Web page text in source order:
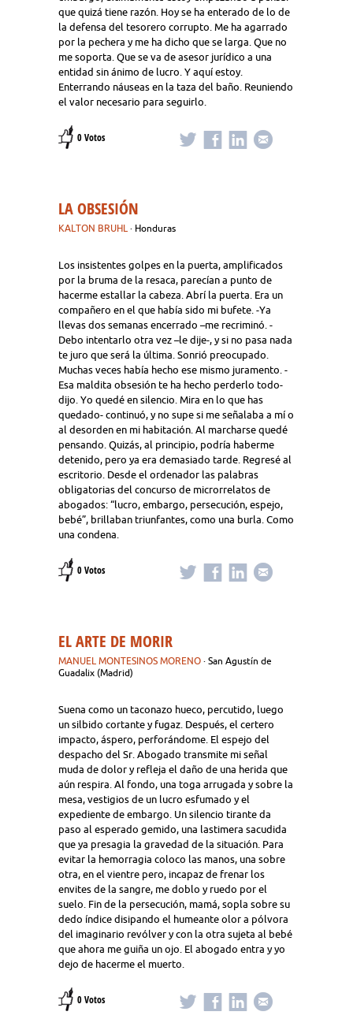
que quizá tiene razón. Hoy se ha enterado de lo de
la defensa del tesorero corrupto. Me ha agarrado
por la pechera y me ha dicho que se larga. Que no
me soporta. Que se va de asesor jurídico a una
entidad sin ánimo de lucro. Y aquí estoy.
Enterrando náuseas en la taza del baño. Reuniendo
el valor necesario para seguirlo.
0 Votos
LA OBSESIÓN
KALTON BRUHL · Honduras
Los insistentes golpes en la puerta, amplificados
por la bruma de la resaca, parecían a punto de
hacerme estallar la cabeza. Abrí la puerta. Era un
compañero en el que había sido mi bufete. -Ya
llevas dos semanas encerrado –me recriminó. -
Debo intentarlo otra vez –le dije-, y si no pasa nada
te juro que será la última. Sonrió preocupado.
Muchas veces había hecho ese mismo juramento. -
Esa maldita obsesión te ha hecho perderlo todo-
dijo. Yo quedé en silencio. Mira en lo que has
quedado- continuó, y no supe si me señalaba a mí o
al desorden en mi habitación. Al marcharse quedé
pensando. Quizás, al principio, podría haberme
detenido, pero ya era demasiado tarde. Regresé al
escritorio. Desde el ordenador las palabras
obligatorias del concurso de microrrelatos de
abogados: “lucro, embargo, persecución, espejo,
bebé”, brillaban triunfantes, como una burla. Como
una condena.
0 Votos
EL ARTE DE MORIR
MANUEL MONTESINOS MORENO · San Agustín de
Guadalix (Madrid)
Suena como un taconazo hueco, percutido, luego
un silbido cortante y fugaz. Después, el certero
impacto, áspero, perforándome. El espejo del
despacho del Sr. Abogado transmite mi señal
muda de dolor y refleja el daño de una herida que
aún respira. Al fondo, una toga arrugada y sobre la
mesa, vestigios de un lucro esfumado y el
expediente de embargo. Un silencio tirante da
paso al esperado gemido, una lastimera sacudida
que ya presagia la gravedad de la situación. Para
evitar la hemorragia coloco las manos, una sobre
otra, en el vientre pero, incapaz de frenar los
envites de la sangre, me doblo y ruedo por el
suelo. Fin de la persecución, mamá, sopla sobre su
dedo índice disipando el humeante olor a pólvora
del imaginario revólver y con la otra sujeta al bebé
que ahora me guiña un ojo. El abogado entra y yo
dejo de hacerme el muerto.
0 Votos